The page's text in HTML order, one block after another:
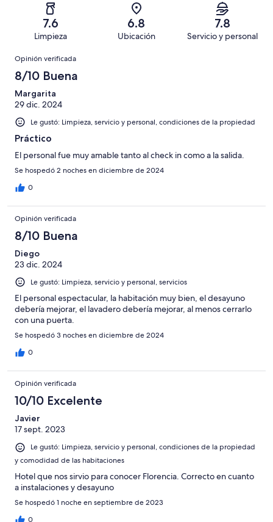
opiniones
opiniones
Aceptable.
de
572
opiniones
Basada
55
de
opiniones
Terrible.
Basada
48
de
572
opiniones
7.6
Limpieza
6.8
Ubicación
7.8
Servicio y personal
Opiniones
Opinión verificada
8/10 Buena
Margarita
29 dic. 2024
Le gustó: Limpieza, servicio y personal, condiciones de la propiedad
Práctico
El personal fue muy amable tanto al check in como a la salida.
Se hospedó 2 noches en diciembre de 2024
0
Opinión verificada
8/10 Buena
Diego
23 dic. 2024
Le gustó: Limpieza, servicio y personal, servicios
El personal espectacular, la habitación muy bien, el desayuno
debería mejorar, el lavadero debería mejorar, al menos cerrarlo
con una puerta.
Se hospedó 3 noches en diciembre de 2024
0
Opinión verificada
10/10 Excelente
Javier
17 sept. 2023
Le gustó: Limpieza, servicio y personal, condiciones de la propiedad
y comodidad de las habitaciones
Hotel que nos sirvio para conocer Florencia. Correcto en cuanto
a instalaciones y desayuno
Se hospedó 1 noche en septiembre de 2023
0